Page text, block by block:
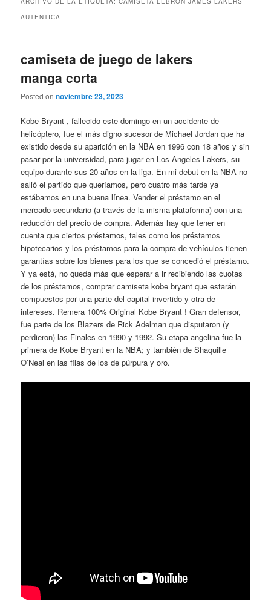
AUTENTICA
camiseta de juego de lakers
manga corta
Posted onnoviembre 23, 2023
Kobe Bryant , fallecido este domingo en un accidente de
helicóptero, fue el más digno sucesor de Michael Jordan que ha
existido desde su aparición en la NBA en 1996 con 18 años y sin
pasar por la universidad, para jugar en Los Angeles Lakers, su
equipo durante sus 20 años en la liga. En mi debut en la NBA no
salió el partido que queríamos, pero cuatro más tarde ya
estábamos en una buena línea. Vender el préstamo en el
mercado secundario (a través de la misma plataforma) con una
reducción del precio de compra. Además hay que tener en
cuenta que ciertos préstamos, tales como los préstamos
hipotecarios y los préstamos para la compra de vehículos tienen
garantías sobre los bienes para los que se concedió el préstamo.
Y ya está, no queda más que esperar a ir recibiendo las cuotas
de los préstamos, comprar camiseta kobe bryant que estarán
compuestos por una parte del capital invertido y otra de
intereses. Remera 100% Original Kobe Bryant ! Gran defensor,
fue parte de los Blazers de Rick Adelman que disputaron (y
perdieron) las Finales en 1990 y 1992. Su etapa angelina fue la
primera de Kobe Bryant en la NBA; y también de Shaquille
O’Neal en las filas de los de púrpura y oro.